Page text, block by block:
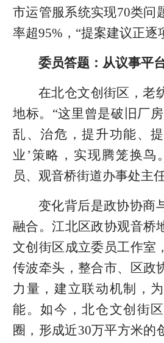
市运管服系统实现70类问
率超95%，“提案建议正逐
委员答题：从议事平
在北仓文创街区，老
地标。“这里曾是破旧厂
乱、治危，提升功能、
业’策略，实现腾笼换鸟
员、观音桥街道办事处主
变化背后是政协协商
融合。江北区政协观音桥
文创街区成立委员工作室
传波牵头，整合市、区政
力量，建立联动机制，
能。如今，北仓文创街
圈，形成近30万平方米的